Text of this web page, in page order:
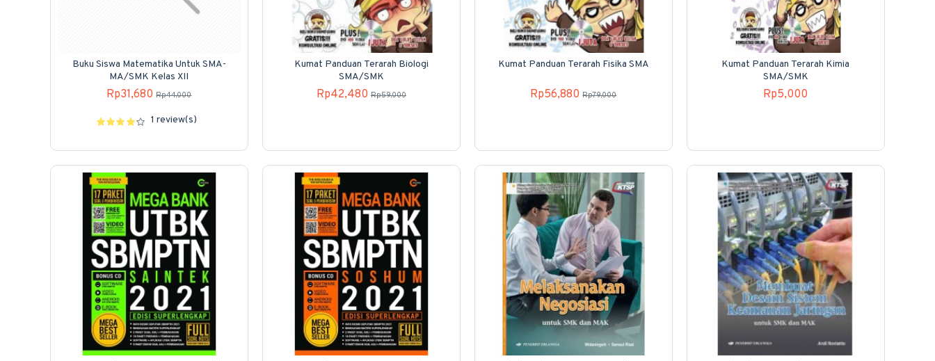
Buku Siswa Matematika Untuk SMA-
MA/SMK Kelas XII
Rp31,680 Rp44,000
1 review(s)
Kumat Panduan Terarah Biologi
SMA/SMK
Rp42,480 Rp59,000
Kumat Panduan Terarah Fisika SMA
Rp56,880 Rp79,000
Kumat Panduan Terarah Kimia
SMA/SMK
Rp5,000